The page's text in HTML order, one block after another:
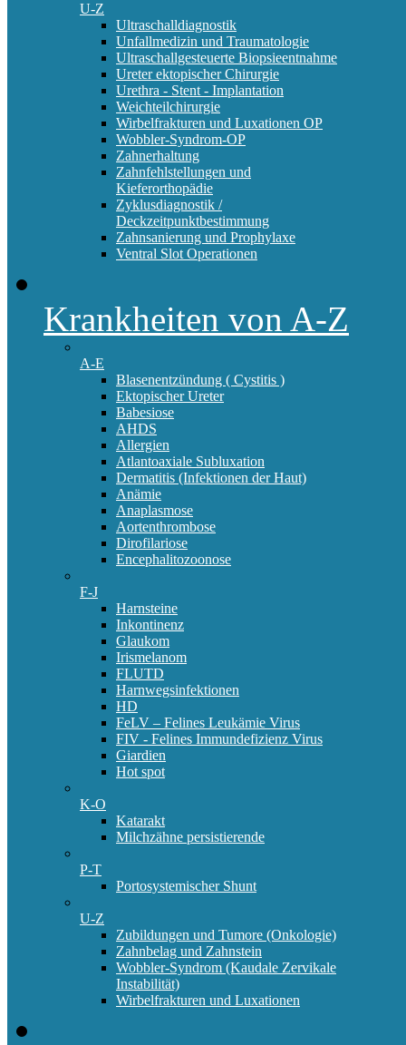
U-Z
Ultraschalldiagnostik
Unfallmedizin und Traumatologie
Ultraschallgesteuerte Biopsieentnahme
Ureter ektopischer Chirurgie
Urethra - Stent - Implantation
Weichteilchirurgie
Wirbelfrakturen und Luxationen OP
Wobbler-Syndrom-OP
Zahnerhaltung
Zahnfehlstellungen und
Kieferorthopädie
Zyklusdiagnostik /
Deckzeitpunktbestimmung
Zahnsanierung und Prophylaxe
Ventral Slot Operationen
Krankheiten von A-Z
A-E
Blasenentzündung ( Cystitis )
Ektopischer Ureter
Babesiose
AHDS
Allergien
Atlantoaxiale Subluxation
Dermatitis (Infektionen der Haut)
Anämie
Anaplasmose
Aortenthrombose
Dirofilariose
Encephalitozoonose
F-J
Harnsteine
Inkontinenz
Glaukom
Irismelanom
FLUTD
Harnwegsinfektionen
HD
FeLV – Felines Leukämie Virus
FIV - Felines Immundefizienz Virus
Giardien
Hot spot
K-O
Katarakt
Milchzähne persistierende
P-T
Portosystemischer Shunt
U-Z
Zubildungen und Tumore (Onkologie)
Zahnbelag und Zahnstein
Wobbler-Syndrom (Kaudale Zervikale
Instabilität)
Wirbelfrakturen und Luxationen